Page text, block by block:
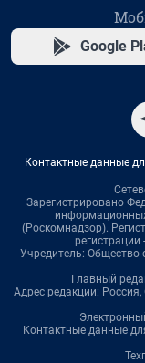
Google
Контактные данные
Зарегистрировано
(Роскомнадзор).
Учредитель: Общество
Главный
Адрес редакции:
Контактные данные